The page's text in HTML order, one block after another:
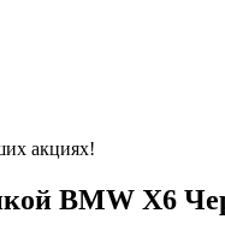
акциях!
BMW X6